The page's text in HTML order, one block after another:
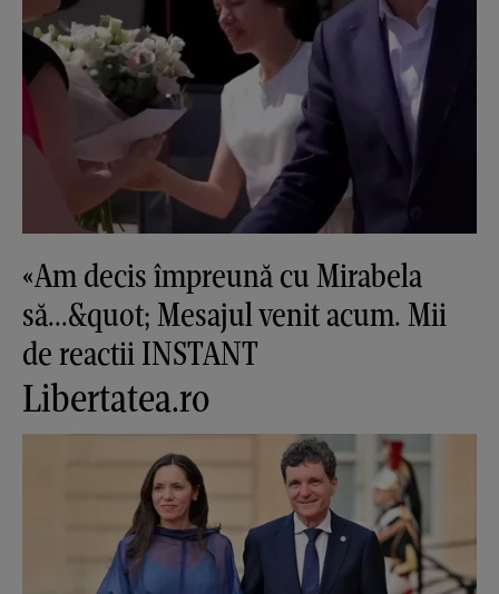
«Am decis împreună cu Mirabela
să...&quot; Mesajul venit acum. Mii
de reactii INSTANT
Libertatea.ro